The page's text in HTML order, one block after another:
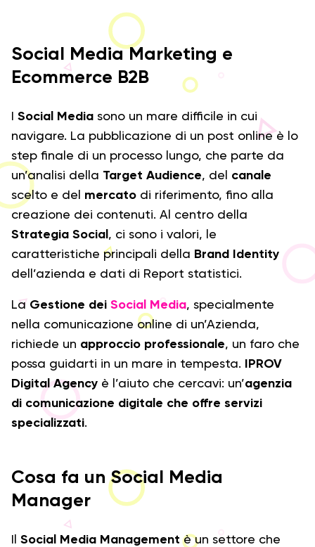
Social Media Marketing e
Ecommerce B2B
Social Media sono un mare difficile in cui
navigare. La pubblicazione di un post online è lo
step finale di un processo lungo, che parte da
un’analisi della Target Audience, del canale
scelto e del mercato di riferimento, fino alla
creazione dei contenuti. Al centro della
Strategia Social , ci sono i valori, le
caratteristiche principali della Brand Identity
dell’azienda e dati di Report statistici.
La Gestione dei Social Media, specialmente
nella comunicazione online di un’Azienda,
richiede un approccio professionale, un faro che
possa guidarti in un mare in tempesta.
IPROV
Digital Agency è l’aiuto che cercavi: un’agenzia
di comunicazione digitale che offre servizi
specializzati.
Cosa fa un Social Media
Manager
Social Media Management è un settore che